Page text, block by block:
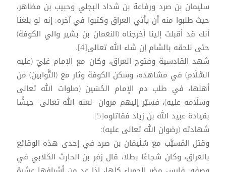
سليمان بن صرد ورفاعة بن شداد البجلي وحبيب بن مظاهر،
حيث طلبوا منه أن يأتي العراق وكتبوا في آخره: إنه لو بلغنا
أنك قد أقبلت إلينا أخرجناه (النعمان بن بشير والي الكوفة)
حتى نلحقه بالشام إن شاء الله تعالى[4].
شهد القادسية وفتوح العراق، وكان مع الإمام عَلِيّ (عليه
السَّلَام) في مشاهده، وسكن الكوفة وثار مع (التَّوابين) من
أهلها، في طلب دم الإمام الحُسَين (صلوات الله تعالى
وسلَامه عليه)، فسيّر إليهم مروان -لعنه الله تعالى- جيشًا
بقيادة عبيد الله بن زياد فقاتلوه[5].
شهادته (رضوان الله تعالى عليه):
وقتل المُسيَّب مع سُلَيمَان بن صرد في إحدى هذه الوقائع
بالعراق، وكان شجاعًا بطلا، قال زفر بن الحارث الكلابي في